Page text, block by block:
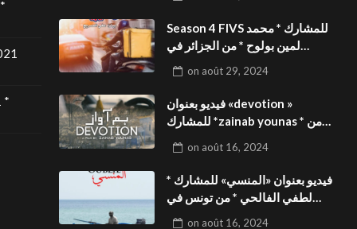
*
للفيدوهات التوعوية«Dark Life
»فيديو بعنوان
Season 4 FIVS للمشارك * محمد
لمين بولوح * من الجزائر في
للفيدوهات التوعوية«Pizza
express »فيديو بعنوان
on août 29, 2024
فيديو بعنوان «devotion »
للمشارك *zainab younas * من
بالمهرجان الدولي للفيدوهات
التوعوية Season 4 FIVS
on août 16, 2024
فيديو بعنوان «المنسي» للمشارك *
لطفي الفالحي * من تونس في
on août 16, 2024